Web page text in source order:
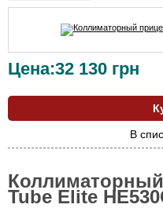
Цена:32 130 грн
В
Tube Elite